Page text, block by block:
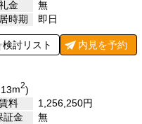
金
無
時期
即日
検討リスト 内見を予約
m2)
料
1,256,250円
証金
無